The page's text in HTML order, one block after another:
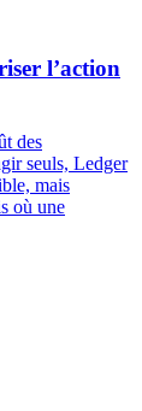
l’action
des
seuls, Ledger
mais
où une